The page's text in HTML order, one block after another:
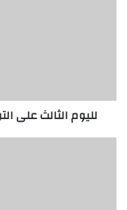
لليوم الثالث على